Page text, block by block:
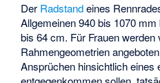
Der Radstandeines
Allgemeinen 940 bis 1070
bis 64 cm. Für Frauen werden
Rahmengeometrien
Ansprüchen hinsichtlich eines